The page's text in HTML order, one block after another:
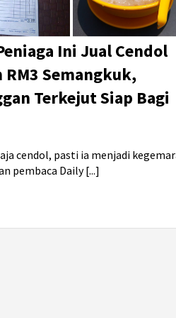
Ini Jual Cendol
RM3 Semangkuk,
Terkejut Siap Bagi
cendol, pasti ia menjadi
pembaca Daily [...]